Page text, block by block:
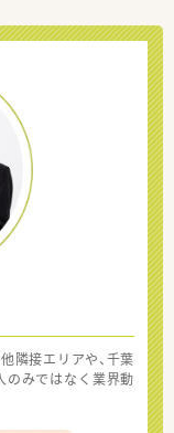
隣接エリアや、千葉
のみではなく業界動